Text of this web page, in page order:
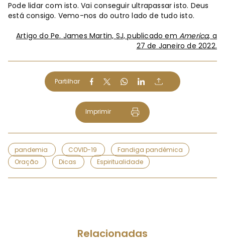
Pode lidar com isto. Vai conseguir ultrapassar isto. Deus
está consigo. Vemo-nos do outro lado de tudo isto.
Artigo do Pe. James Martin, SJ, publicado em America, a
27 de Janeiro de 2022.
Partilhar
Imprimir
pandemia COVID-19
Fandiga pandémica
Oração
Dicas Espiritualidade
Relacionadas